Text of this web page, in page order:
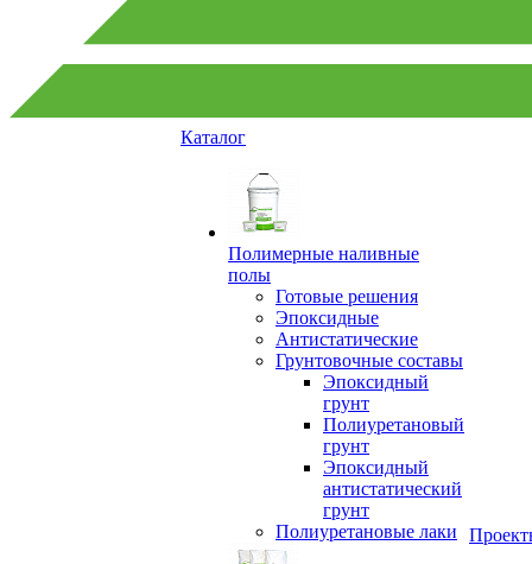
Каталог
Полимерные наливные
полы
Готовые решения
Эпоксидные
Антистатические
Грунтовочные составы
Эпоксидный
грунт
Полиуретановый
грунт
Эпоксидный
антистатический
грунт
Полиуретановые лаки